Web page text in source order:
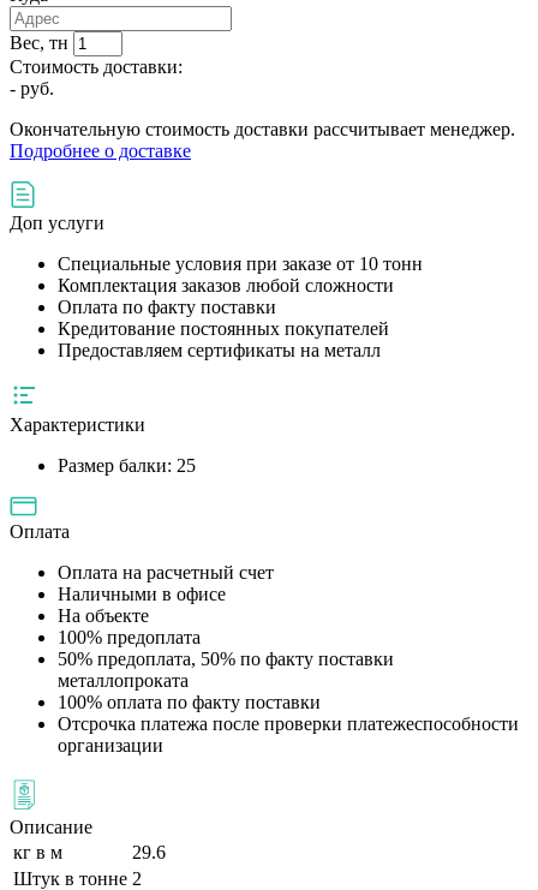
Вес, тн
Стоимость доставки:
- руб.
Окончательную стоимость доставки рассчитывает менеджер.
Подробнее о доставке
Доп услуги
Специальные условия при заказе от 10 тонн
Комплектация заказов любой сложности
Оплата по факту поставки
Кредитование постоянных покупателей
Предоставляем сертификаты на металл
Характеристики
Размер балки: 25
Оплата
Оплата на расчетный счет
Наличными в офисе
На объекте
100% предоплата
50% предоплата, 50% по факту поставки
металлопроката
100% оплата по факту поставки
Отсрочка платежа после проверки платежеспособности
организации
Описание
кг в м
29.6
Штук в тонне 2